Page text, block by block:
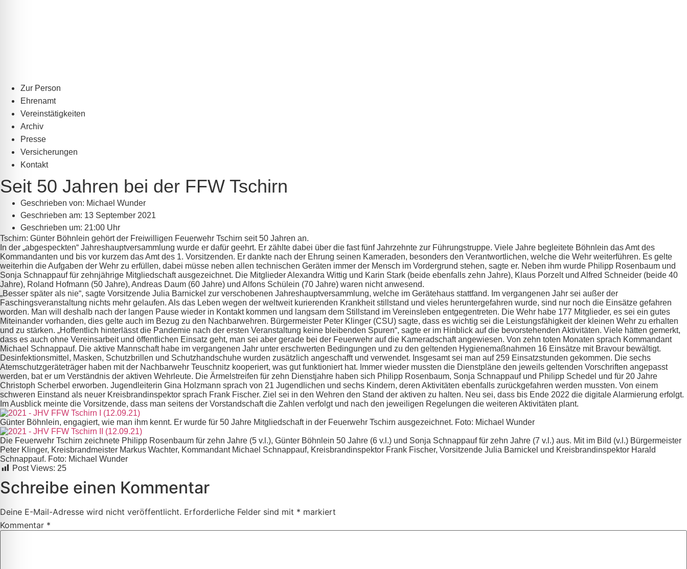
Zur Person
Ehrenamt
Vereinstätigkeiten
Archiv
Presse
Versicherungen
Kontakt
Seit 50 Jahren bei der FFW Tschirn
Geschrieben von: Michael Wunder
Geschrieben am: 13 September 2021
Geschrieben um: 21:00 Uhr
Tschirn: Günter Böhnlein gehört der Freiwilligen Feuerwehr Tschirn seit 50 Jahren an.
In der „abgespeckten“ Jahreshauptversammlung wurde er dafür geehrt. Er zählte dabei über die fast fünf Jahrzehnte zur Führungstruppe. Viele Jahre begleitete Böhnlein das Amt des
Kommandanten und bis vor kurzem das Amt des 1. Vorsitzenden. Er dankte nach der Ehrung seinen Kameraden, besonders den Verantwortlichen, welche die Wehr weiterführen. Es gelte
weiterhin die Aufgaben der Wehr zu erfüllen, dabei müsse neben allen technischen Geräten immer der Mensch im Vordergrund stehen, sagte er. Neben ihm wurde Philipp Rosenbaum und
Sonja Schnappauf für zehnjährige Mitgliedschaft ausgezeichnet. Die Mitglieder Alexandra Wittig und Karin Stark (beide ebenfalls zehn Jahre), Klaus Porzelt und Alfred Schneider (beide 40
Jahre), Roland Hofmann (50 Jahre), Andreas Daum (60 Jahre) und Alfons Schülein (70 Jahre) waren nicht anwesend.
„Besser später als nie“, sagte Vorsitzende Julia Barnickel zur verschobenen Jahreshauptversammlung, welche im Gerätehaus stattfand. Im vergangenen Jahr sei außer der
Faschingsveranstaltung nichts mehr gelaufen. Als das Leben wegen der weltweit kurierenden Krankheit stillstand und vieles heruntergefahren wurde, sind nur noch die Einsätze gefahren
worden. Man will deshalb nach der langen Pause wieder in Kontakt kommen und langsam dem Stillstand im Vereinsleben entgegentreten. Die Wehr habe 177 Mitglieder, es sei ein gutes
Miteinander vorhanden, dies gelte auch im Bezug zu den Nachbarwehren. Bürgermeister Peter Klinger (CSU) sagte, dass es wichtig sei die Leistungsfähigkeit der kleinen Wehr zu erhalten
und zu stärken. „Hoffentlich hinterlässt die Pandemie nach der ersten Veranstaltung keine bleibenden Spuren“, sagte er im Hinblick auf die bevorstehenden Aktivitäten. Viele hätten gemerkt,
dass es auch ohne Vereinsarbeit und öffentlichen Einsatz geht, man sei aber gerade bei der Feuerwehr auf die Kameradschaft angewiesen. Von zehn toten Monaten sprach Kommandant
Michael Schnappauf. Die aktive Mannschaft habe im vergangenen Jahr unter erschwerten Bedingungen und zu den geltenden Hygienemaßnahmen 16 Einsätze mit Bravour bewältigt.
Desinfektionsmittel, Masken, Schutzbrillen und Schutzhandschuhe wurden zusätzlich angeschafft und verwendet. Insgesamt sei man auf 259 Einsatzstunden gekommen. Die sechs
Atemschutzgeräteträger haben mit der Nachbarwehr Teuschnitz kooperiert, was gut funktioniert hat. Immer wieder mussten die Dienstpläne den jeweils geltenden Vorschriften angepasst
werden, bat er um Verständnis der aktiven Wehrleute. Die Ärmelstreifen für zehn Dienstjahre haben sich Philipp Rosenbaum, Sonja Schnappauf und Philipp Schedel und für 20 Jahre
Christoph Scherbel erworben. Jugendleiterin Gina Holzmann sprach von 21 Jugendlichen und sechs Kindern, deren Aktivitäten ebenfalls zurückgefahren werden mussten. Von einem
schweren Einstand als neuer Kreisbrandinspektor sprach Frank Fischer. Ziel sei in den Wehren den Stand der aktiven zu halten. Neu sei, dass bis Ende 2022 die digitale Alarmierung erfolgt.
Im Ausblick meinte die Vorsitzende, dass man seitens der Vorstandschaft die Zahlen verfolgt und nach den jeweiligen Regelungen die weiteren Aktivitäten plant.
Günter Böhnlein, engagiert, wie man ihm kennt. Er wurde für 50 Jahre Mitgliedschaft in der Feuerwehr Tschirn ausgezeichnet. Foto: Michael Wunder
Die Feuerwehr Tschirn zeichnete Philipp Rosenbaum für zehn Jahre (5 v.l.), Günter Böhnlein 50 Jahre (6 v.l.) und Sonja Schnappauf für zehn Jahre (7 v.l.) aus. Mit im Bild (v.l.) Bürgermeister
Peter Klinger, Kreisbrandmeister Markus Wachter, Kommandant Michael Schnappauf, Kreisbrandinspektor Frank Fischer, Vorsitzende Julia Barnickel und Kreisbrandinspektor Harald
Schnappauf. Foto: Michael Wunder
Post Views: 25
Schreibe einen Kommentar
Deine E-Mail-Adresse wird nicht veröffentlicht. Erforderliche Felder sind mit * markiert
Kommentar *